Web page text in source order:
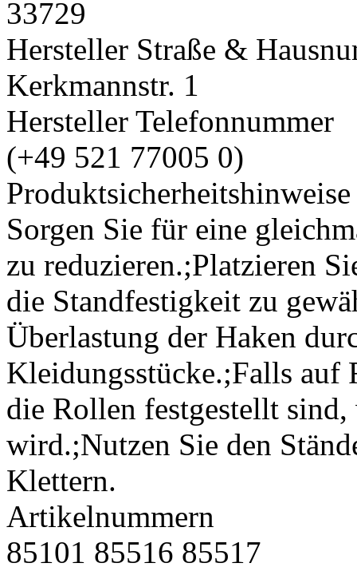
33729
Hersteller Straße &
Kerkmannstr. 1
Hersteller Telefonnummer
(+49 521 77005 0)
Produktsicherheitshinweise
Sorgen Sie für eine
zu reduzieren.;Platzieren
die Standfestigkeit zu
Überlastung der Haken
Kleidungsstücke.;Falls auf
die Rollen festgestellt
wird.;Nutzen Sie den
Klettern.
Artikelnummern
85101 85516 85517